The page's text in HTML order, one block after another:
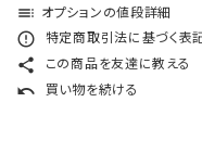
toc オプションの値段詳細
error_outline 特定商取引法に基づく表
share この商品を友達に教える
undo 買い物を続ける